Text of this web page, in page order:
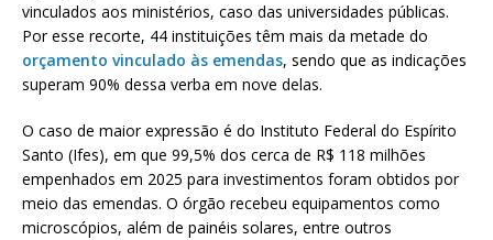
vinculados aos ministérios, caso das universidades públicas.
Por esse recorte, 44 instituições têm mais da metade do
orçamento vinculado às emendas, sendo que as indicações
superam 90% dessa verba em nove delas.
O caso de maior expressão é do Instituto Federal do Espírito
Santo (Ifes), em que 99,5% dos cerca de R$ 118 milhões
empenhados em 2025 para investimentos foram obtidos por
meio das emendas. O órgão recebeu equipamentos como
microscópios, além de painéis solares, entre outros